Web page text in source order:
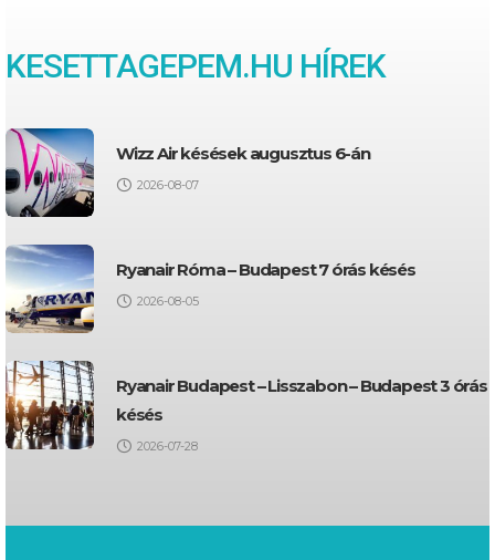
KESETTAGEPEM.HU HÍREK
Wizz Air késések augusztus 6-án
2026-08-07
Ryanair Róma – Budapest 7 órás késés
2026-08-05
Ryanair Budapest – Lisszabon – Budapest 3 órás
késés
2026-07-28